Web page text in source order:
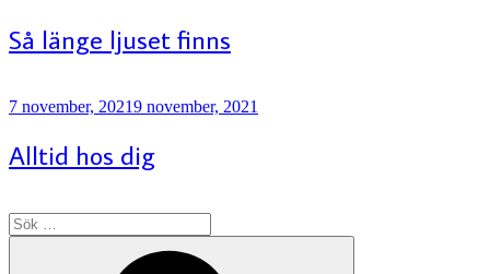
Så länge ljuset finns
Publicerat
7 november, 20219 november, 2021
Alltid hos dig
Sök
efter: